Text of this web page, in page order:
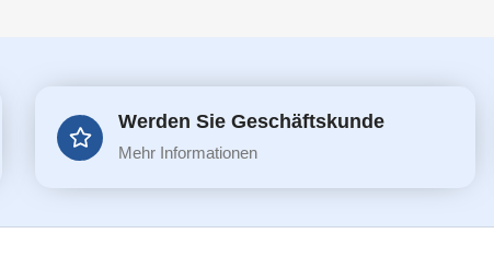
Werden Sie Geschäftskunde
Mehr Informationen